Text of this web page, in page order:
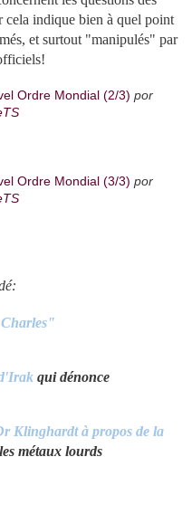
cela indique bien à quel point
et surtout "manipulés" par
Ordre Mondial (2/3) por
Ordre Mondial (3/3) por
qui dénonce
Klinghardt à propos de la
métaux lourds